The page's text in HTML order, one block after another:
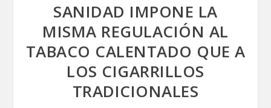
SANIDAD IMPONE LA
MISMA REGULACIÓN AL
TABACO CALENTADO QUE A
LOS CIGARRILLOS
TRADICIONALES